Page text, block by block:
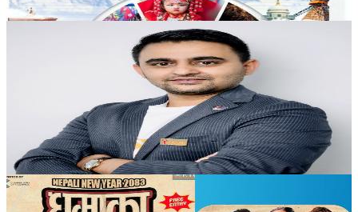
२०२६ जुन ११
Nurses and Midwives in Australia Can Buy
Homes With Just 10% Deposit — Many Still
Unaware
२०२६ अप्रिल १६
Australia